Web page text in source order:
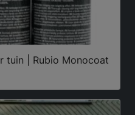
tuin | Rubio Monocoat